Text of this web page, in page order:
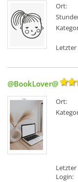
Ort:
Letzter
@BookLover@
Ort:
Letzter
Login: